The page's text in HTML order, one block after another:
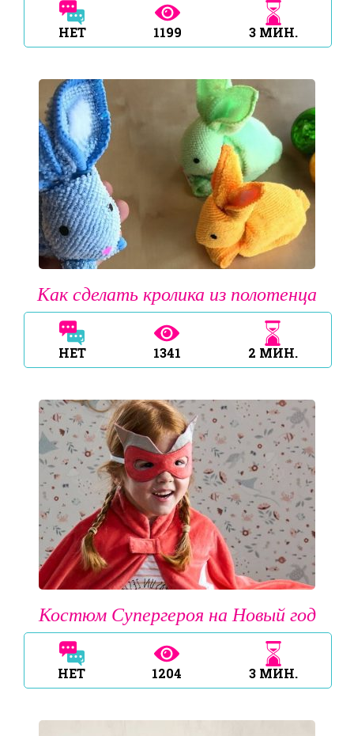
НЕТ 1199 3 МИН.
Как сделать кролика из полотенца
НЕТ 1341 2 МИН.
Костюм Супергероя на Новый год
НЕТ 1204 3 МИН.